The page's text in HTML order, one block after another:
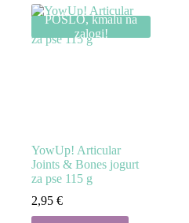
POŠLO, kmalu na
zalogi!
YowUp! Articular
Joints & Bones jogurt
za pse 115 g
2,95 €